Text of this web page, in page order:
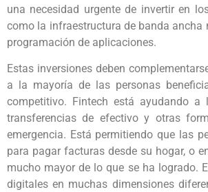
una necesidad urgente de invertir en
como la infraestructura de banda
programación de aplicaciones.
Estas inversiones deben
a la mayoría de las personas
competitivo. Fintech está ayudando
transferencias de efectivo y otras
emergencia. Está permitiendo que las
para pagar facturas desde su hogar, o
mucho mayor de lo que se ha logrado.
digitales en muchas dimensiones